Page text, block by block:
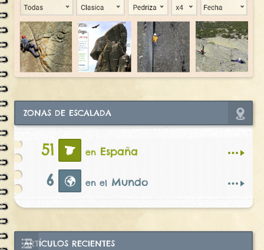
ZONAS DE ESCALADA
51 en España
6 en el Mundo
ARTÍCULOS RECIENTES